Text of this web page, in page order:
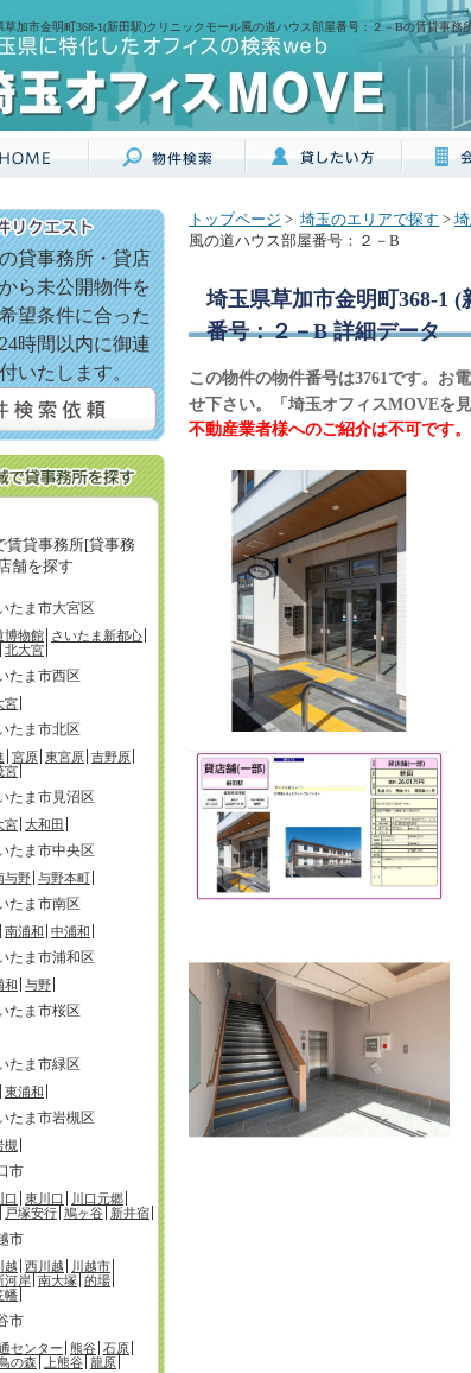
草加市金明町368-1(新田駅)クリニックモール風の道ハウス部屋番号：２－Bの賃貸事務
貸事務所・貸店
ら未公開物件を
望条件に合った
時間以内に御連
いたします。
賃貸事務所[貸事務
舗を探す
たま市大宮区
博物館 さいたま新都心
北大宮
たま市西区
宮
たま市北区
宮原 東宮原 吉野原
宮
たま市見沼区
宮 大和田
たま市中央区
与野 与野本町
たま市南区
南浦和 中浦和
たま市浦和区
和 与野
たま市桜区
たま市緑区
東浦和
たま市岩槻区
槻
市
口 東川口
川口元郷
戸塚安行 鳩ヶ谷 新井宿
市
越 西川越
川越市
河岸 南大塚 的場
幡
市
センター 熊谷 石原
の森
上熊谷 籠原
トップページ > 埼玉のエリアで探す >
風の道ハウス部屋番号：２－B
埼玉県草加市金明町368-1
番号：２－B詳細データ
この物件の物件番号は3761です。お
せ下さい。「埼玉オフィスMOVEを
不動産業者様へのご紹介は不可です。